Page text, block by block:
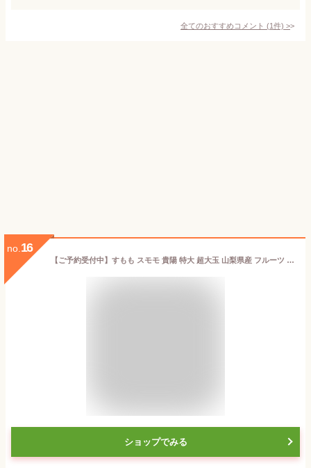
全てのおすすめコメント (1件) >
no. 16
【ご予約受付中】すもも スモモ 貴陽 特大 超大玉 山梨県産 フルーツ 高級 プラム 貴陽 秀品 6玉 1.5kg~2kg すもも 送料無料 贈答用 お中元 御中元 甘い 山梨のフルーツ
ショップでみる